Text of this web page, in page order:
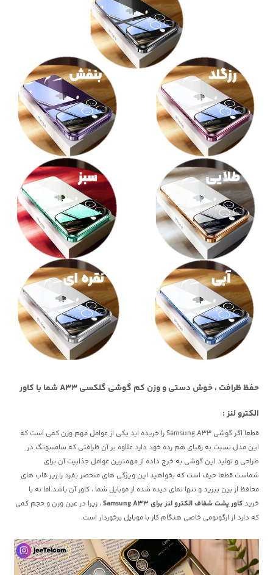
حفظ ظرافت ، خوش دستی و وزن کم گوشی گلکسی A33 شما با کاور
الکترو لنز :
قطعا اگر گوشی Samsung A33 را خریده اید یکی از عوامل مهم وزن کمی است که
این مدل نسبت به رقبای هم رده خود دارد.علاوه بر آن ظرافتی که سامسونگ در
طراحی و تولید این گوشی به خرج داده از مهمترین عوامل جذابیت آن برای
شماست.قطعا حیف است که بخواهید این ویژگی های منحصر بفرد را زیر قاب های
محافظ از بین ببرید و تنها نمای دیده شده از موبایل شما ، کاور آن باشد.اما نه با
خریدکاور پشت شفاف الکترو لنز برای Samsung A33
، زیرا در عین وزن و حجم کمی
که دارد از ارگونومی خاصی هنگام کار با موبایل برخوردار است.